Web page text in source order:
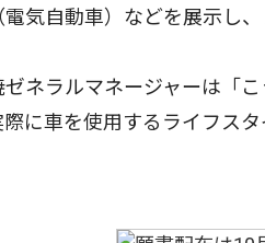
気自動車）などを展示し
ネラルマネージャーは「
に車を使用するライフス